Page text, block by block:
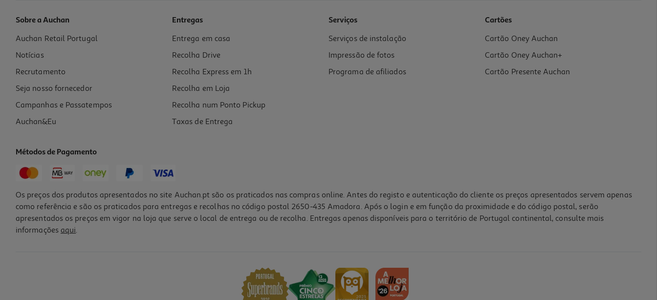
Pano Auchan Microfibras Pó E Móveis 1un
1.09 €/un
1,09 €
Sobre a Auchan
Auchan Retail Portugal
Notícias
Recrutamento
Seja nosso fornecedor
Campanhas e Passatempos
Auchan&Eu
Entregas
Entrega em casa
Recolha Drive
Recolha Express em 1h
Recolha em Loja
Recolha num Ponto Pickup
Taxas de Entrega
Serviços
Serviços de instalação
Impressão de fotos
Programa de afiliados
Cartões
Cartão Oney Auchan
Cartão Oney Auchan+
Cartão Presente Auchan
Métodos de Pagamento
Os preços dos produtos apresentados no site Auchan.pt são os praticados nas compras online. Antes do registo e autenticação do cliente os preços apresentados servem apenas
como referência e são os praticados para entregas e recolhas no código postal 2650-435 Amadora. Após o login e em função da proximidade e do código postal, serão
apresentados os preços em vigor na loja que serve o local de entrega ou de recolha. Entregas apenas disponíveis para o território de Portugal continental, consulte mais
informações aqui.